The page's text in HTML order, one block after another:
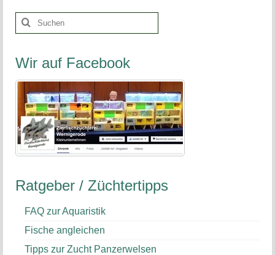
Suchen
nach:
Wir auf Facebook
Ratgeber / Züchtertipps
FAQ zur Aquaristik
Fische angleichen
Tipps zur Zucht Panzerwelsen